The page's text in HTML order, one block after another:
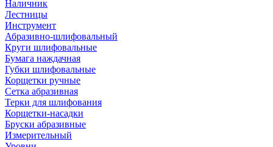
Наличник
Лестницы
Инструмент
Абразивно-шлифовальный
Круги шлифовальные
Бумага наждачная
Губки шлифовальные
Корщетки ручные
Сетка абразивная
Терки для шлифования
Корщетки-насадки
Бруски абразивные
Измерительный